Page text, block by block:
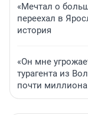
«Мечтал о
переехал в
история
«Он мне
турагента из
почти миллиона